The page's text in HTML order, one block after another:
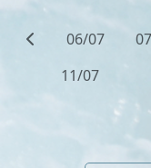
06/07
11/07